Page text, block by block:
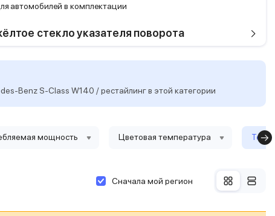
автомобилей в комплектации
стекло указателя поворота
Benz S-Class W140 / рестайлинг в этой категории
мощность Цветовая температура
Сначала мой регион